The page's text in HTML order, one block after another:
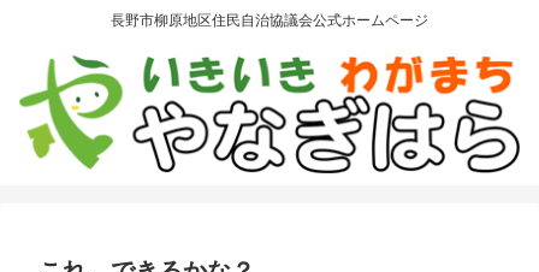
長野市柳原地区住民自治協議会公式ホームページ